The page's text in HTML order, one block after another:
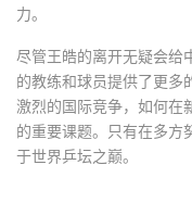
力。
尽管王皓的离开无疑会给
的教练和球员提供了更多
激烈的国际竞争，如何在
的重要课题。只有在多方
于世界乒坛之巅。